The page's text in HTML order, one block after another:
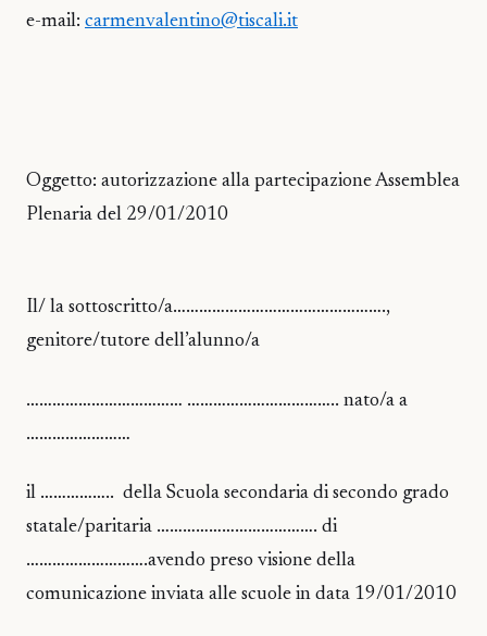
e-mail: carmenvalentino@tiscali.it
Oggetto: autorizzazione alla partecipazione Assemblea
Plenaria del 29/01/2010
Il/ la sottoscritto/a………………………………………….,
genitore/tutore dell’alunno/a
……………………………… …………………………….. nato/a a
……………………
il …………….. della Scuola secondaria di secondo grado
statale/paritaria ………………………………. di
……………………….avendo preso visione della
comunicazione inviata alle scuole in data 19/01/2010